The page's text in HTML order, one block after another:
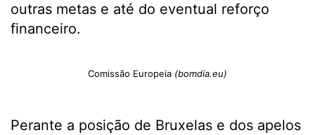
outras metas e até do eventual reforço
financeiro.
Comissão Europeia (bomdia.eu)
Perante a posição de Bruxelas e dos apelos